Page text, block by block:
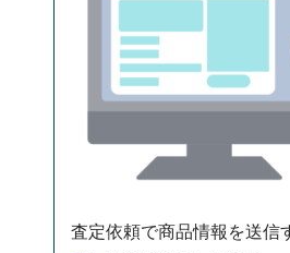
査定依頼で商品情報を送信